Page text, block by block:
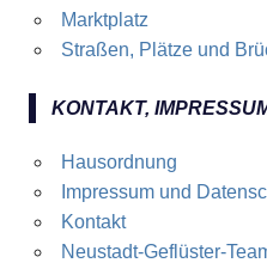
Marktplatz
Straßen, Plätze und
KONTAKT,
Hausordnung
Impressum und
Kontakt
Neustadt-Geflüster-